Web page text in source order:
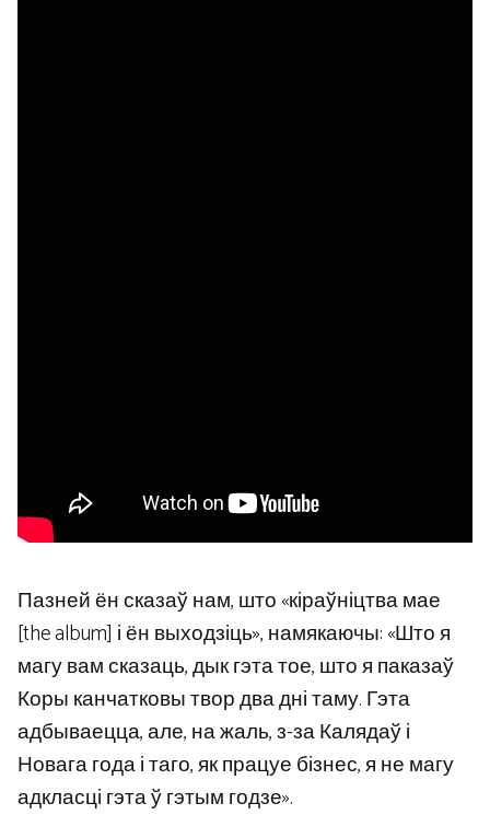
Пазней ён сказаў нам, што «кіраўніцтва мае
[the album] і ён выходзіць», намякаючы: «Што я
магу вам сказаць, дык гэта тое, што я паказаў
Коры канчатковы твор два дні таму. Гэта
адбываецца, але, на жаль, з-за Калядаў і
Новага года і таго, як працуе бізнес, я не магу
адкласці гэта ў гэтым годзе».